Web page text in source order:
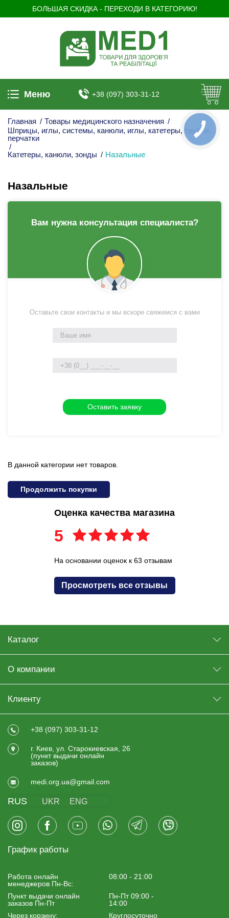
БОЛЬШАЯ СКИДКА - ПЕРЕХОДИ В КАТЕГОРИЮ!
Меню +38 (097) 303-31-12
Главная / Товары медицинского назначения /
Шприцы, иглы, системы, канюли, иглы, катетеры, трубки,
перчатки
/
Катетеры, канюли, зонды / Назальные
Назальные
Вам нужна консультация специалиста?
Оставьте свои контакты и мы вскоре свяжемся с вами
В данной категории нет товаров.
Продолжить покупки
Оценка качества магазина
5
На основании оценок к 63 отзывам
Просмотреть все отзывы
Каталог
О компании
Клиенту
+38 (097) 303-31-12
г. Киев, ул. Старокиевская, 26
(пункт выдачи онлайн
заказов)
medi.org.ua@gmail.com
RUS UKR ENG
График работы
Работа онлайн
менеджеров Пн-Вс:
08:00 - 21:00
Пункт выдачи онлайн
заказов Пн-Пт
Пн-Пт 09:00 -
14:00
Через корзину:
Круглосуточно
КНОПКА
ЗВ'ЯЗКУ